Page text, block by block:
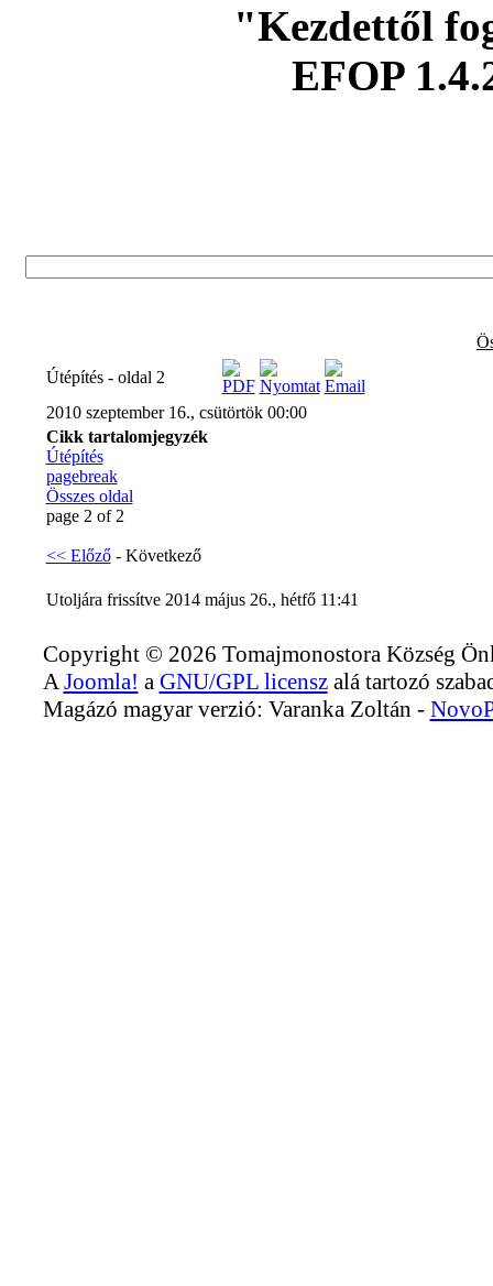
"Kezdettől
EFOP
Útépítés - oldal 2
2010 szeptember 16., csütörtök 00:00
Cikk tartalomjegyzék
Útépítés
pagebreak
Összes oldal
page 2 of 2
<< Előző- Következő
Utoljára frissítve 2014 május 26., hétfő 11:41
Copyright © 2026 Tomajmonostora Község
A Joomla! a GNU/GPL licenszalá tartozó
Magázó magyar verzió: Varanka Zoltán -